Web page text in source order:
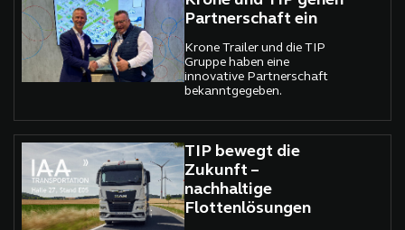
Partnerschaft ein
Krone Trailer und die TIP
Gruppe haben eine
innovative Partnerschaft
bekanntgegeben.
TIP bewegt die
Zukunft –
nachhaltige
Flottenlösungen